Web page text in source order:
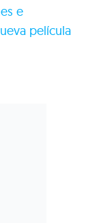
e
película